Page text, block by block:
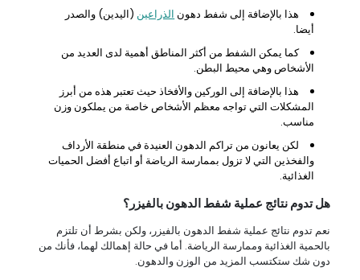
هذا بالإضافة إلى شفط دهون الذراعين (اليدين) والصدر
أيضا.
كما يمكن الشفط من أكثر المناطق أهمية لدى العديد من
الأشخاص وهي محيط البطن.
هذا بالإضافة إلى الوركين والأفخاذ حيث تعتبر هذه من أبرز
المشكلات التي تواجه معظم الأشخاص خاصة من يملكون وزن
مناسب.
لكن يعانون من تراكم الدهون العنيدة في منطقة الأرداف
والفخذين التي لا تزول بممارسة الرياضة أو اتباع أفضل الحميات
الغذائية.
هل تدوم نتائج عملية شفط الدهون بالفيزر؟
نعم تدوم نتائج عملية شفط الدهون بالفيزر، ولكن بشرط أن تلتزم
بالحمية الغذائية وممارسة الرياضة. أما في حالة إهمالك لهما، فأنك من
دون شك ستكتسب المزيد من الوزن والدهون.